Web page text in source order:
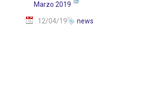
Marzo 2019
12/04/19 news